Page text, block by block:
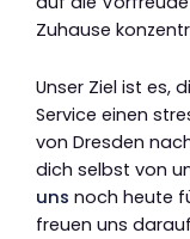
Zuhause
Unser Ziel ist es,
Service einen
von Dresden
dich selbst von
uns noch heute
freuen uns